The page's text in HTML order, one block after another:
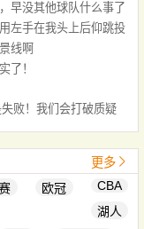
早没其他球队什么事了
左手在我头上后仰跳投
线啊
了！
败！我们会打破质疑
更多
欧冠
CBA
湖人